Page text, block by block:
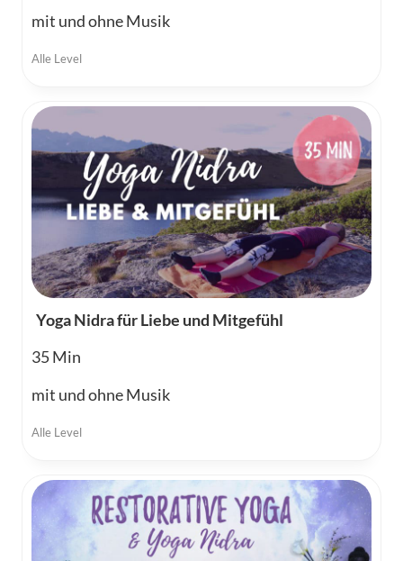
mit und ohne Musik
Alle Level
Yoga Nidra für Liebe und Mitgefühl
35
mit und ohne Musik
Alle Level